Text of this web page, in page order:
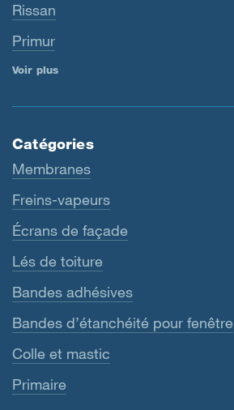
Rissan
Primur
Voir plus
Catégories
Membranes
Freins-vapeurs
Écrans de façade
Lés de toiture
Bandes adhésives
Bandes d’étanchéité pour fenêtre
Colle et mastic
Primaire